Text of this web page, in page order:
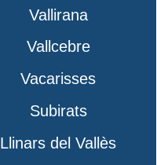
Vallirana
Vallcebre
Vacarisses
Subirats
Llinars del Vallès